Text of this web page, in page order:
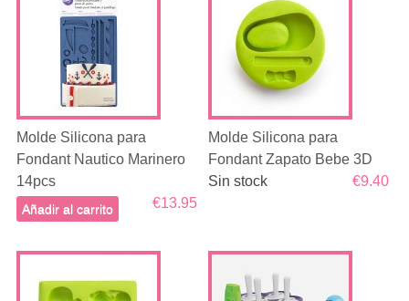
Molde Silicona para
Fondant Nautico Marinero
14pcs
€13.95
Añadir al carrito
Molde Silicona para
Fondant Zapato Bebe 3D
€9.40
Sin stock